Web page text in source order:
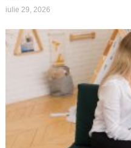
iulie 29, 2026